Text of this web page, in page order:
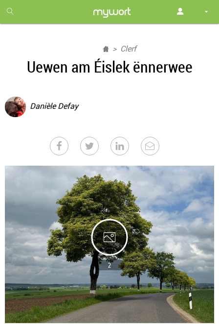
month
free
Clerf
Uewen am Éislek ënnerwee
Danièle Defay
2